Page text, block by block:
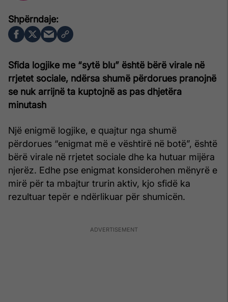
Sfida logjike me “sytë blu” është bërë virale në
rrjetet sociale, ndërsa shumë përdorues pranojnë
se nuk arrijnë ta kuptojnë as pas dhjetëra
minutash
Një enigmë logjike, e quajtur nga shumë
përdorues “enigmat më e vështirë në botë”, është
bërë virale në rrjetet sociale dhe ka hutuar mijëra
njerëz. Edhe pse enigmat konsiderohen mënyrë e
mirë për ta mbajtur trurin aktiv, kjo sfidë ka
rezultuar tepër e ndërlikuar për shumicën.